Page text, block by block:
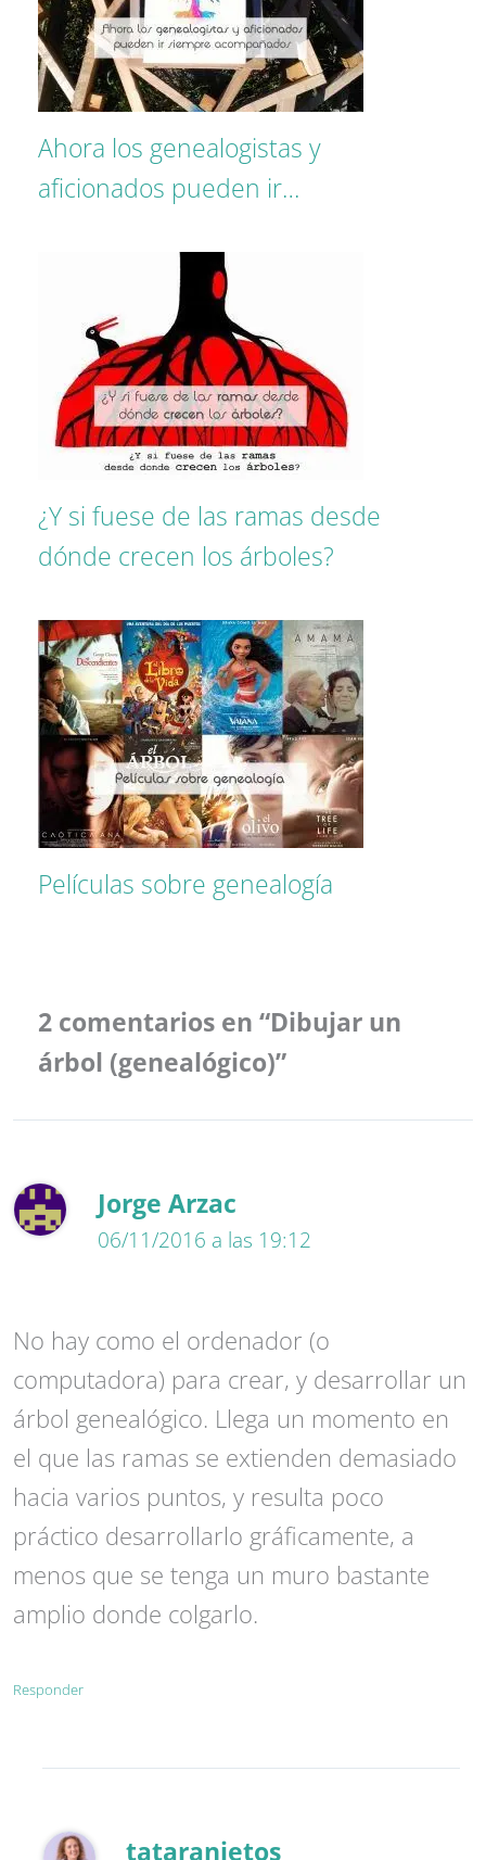
Ahora los genealogistas y
aficionados pueden ir…
¿Y si fuese de las ramas desde
dónde crecen los árboles?
Películas sobre genealogía
2 comentarios en “Dibujar un
árbol (genealógico)”
Jorge Arzac
06/11/2016 a las 19:12
No hay como el ordenador (o
computadora) para crear, y desarrollar un
árbol genealógico. Llega un momento en
el que las ramas se extienden demasiado
hacia varios puntos, y resulta poco
práctico desarrollarlo gráficamente, a
menos que se tenga un muro bastante
amplio donde colgarlo.
Responder
tataranietos